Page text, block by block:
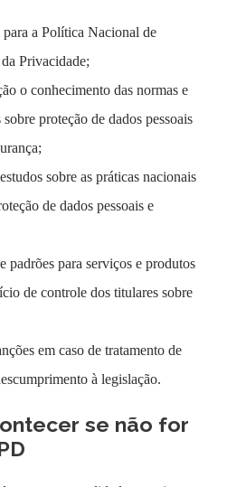
a Política Nacional de
Privacidade;
o conhecimento das normas e
proteção de dados pessoais
sobre as práticas nacionais
de dados pessoais e
padrões para serviços e produtos
de controle dos titulares sobre
em caso de tratamento de
à legislação.
se não for